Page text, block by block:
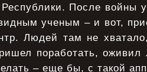
После войны
ученым – и вот,
Людей там не
поработать,
– еще бы, с такой